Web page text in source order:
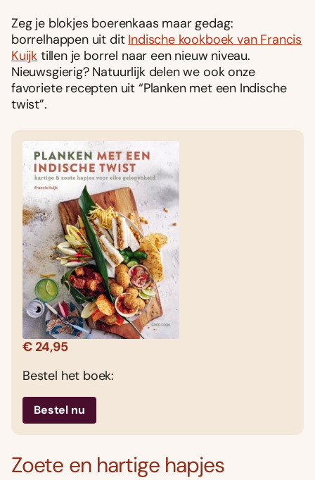
Zeg je blokjes boerenkaas maar gedag:
borrelhappen uit dit Indische kookboek van Francis
Kuijk tillen je borrel naar een nieuw niveau.
Nieuwsgierig? Natuurlijk delen we ook onze
favoriete recepten uit “Planken met een Indische
twist”.
€ 24,95
Bestel het boek:
Bestel nu
Zoete en hartige hapjes